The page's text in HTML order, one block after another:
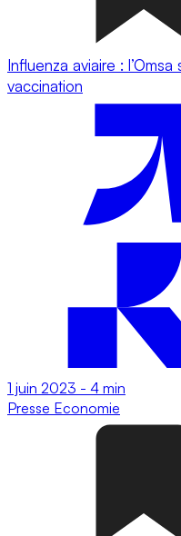
Influenza aviaire :
vaccination
1 juin 2023 - 4 min
Presse Economie